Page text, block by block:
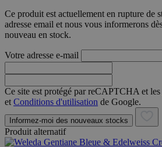
Ce produit est actuellement en rupture de
adresse email et nous vous informerons
nouveau en stock.
Votre adresse e-mail
Ce site est protégé par reCAPTCHA et les
et Conditions d'utilisation de Google.
Informez-moi des nouveaux stocks
Produit alternatif